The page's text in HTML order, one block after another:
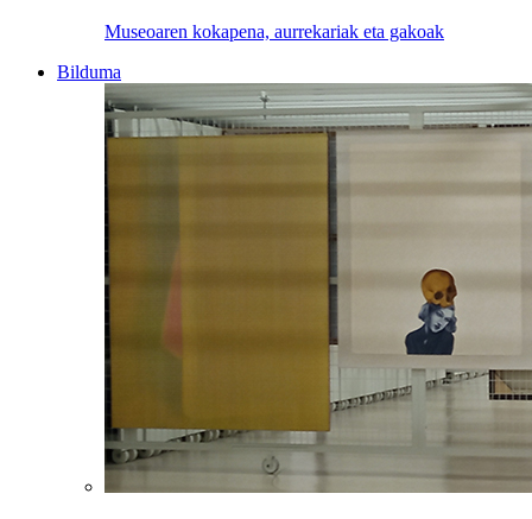
Museoaren kokapena, aurrekariak eta gakoak
Bilduma